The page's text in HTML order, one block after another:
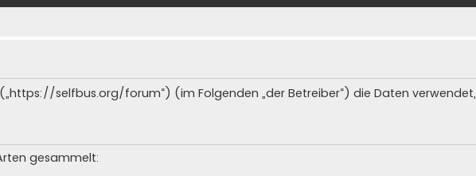
(„https://selfbus.org/forum“) (im Folgenden „der Betreiber“) die Daten
gesammelt: